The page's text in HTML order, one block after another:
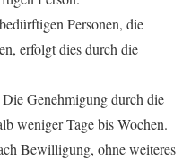
Personen, die
erfolgt dies durch die
Die Genehmigung durch die
weniger Tage bis Wochen.
Bewilligung, ohne weiteres